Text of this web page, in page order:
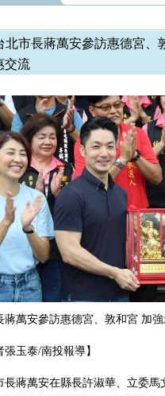
北市長蔣萬安參訪惠德宮、
交流
蔣萬安參訪惠德宮、敦和宮 加
張玉泰/南投報導】
長蔣萬安在縣長許淑華、立委